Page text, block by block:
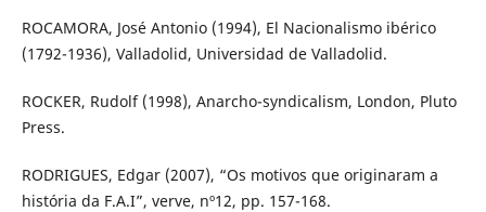
ROCAMORA, José Antonio (1994), El Nacionalismo ibérico
(1792-1936), Valladolid, Universidad de Valladolid.
ROCKER, Rudolf (1998), Anarcho-syndicalism, London, Pluto
Press.
RODRIGUES, Edgar (2007), “Os motivos que originaram a
história da F.A.I”, verve, nº12, pp. 157-168.